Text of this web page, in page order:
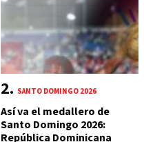
SANTO DOMINGO 2026
Así va el medallero de
Santo Domingo 2026:
República Dominicana